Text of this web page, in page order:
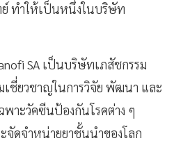
ทำให้เป็นหนึ่งในบริษัท
SA เป็นบริษัทเภสัชกรรม
เชี่ยวชาญในการวิจัย พัฒนา และ
พาะวัคซีนป้องกันโรคต่าง ๆ
ดจำหน่ายยาชั้นนำของโลก